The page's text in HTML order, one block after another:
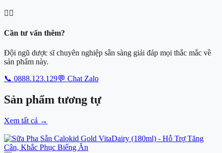
👨‍⚕️
Cần tư vấn thêm?
Đội ngũ dược sĩ chuyên nghiệp sẵn sàng giải đáp mọi thắc mắc về
sản phẩm này.
📞 0888.123.129💬 Chat Zalo
Sản phẩm tương tự
Xem tất cả →